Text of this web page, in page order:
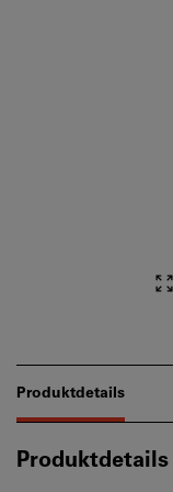
Produktdetails
Produktdetails